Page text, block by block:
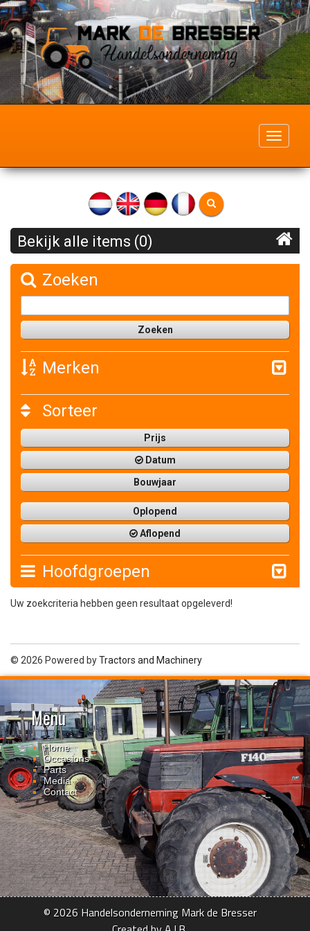
Toggle
Bekijk alle items (0)
Zoeken
Merken
Sorteer
Prijs
Datum
Bouwjaar
Oplopend
Aflopend
Hoofdgroepen
Uw zoekcriteria hebben geen resultaat opgeleverd!
© 2026 Powered byTractors and Machinery
Menu
Home
Occasions
Parts
Media
Contact
© 2026 Handelsonderneming Mark de Bresser